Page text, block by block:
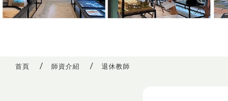
首頁 師資介紹 退休教師